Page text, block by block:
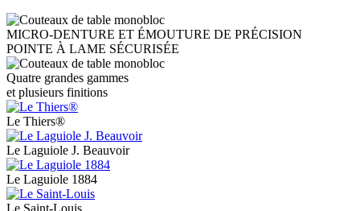
MICRO-DENTURE ET ÉMOUTURE DE PRÉCISION
POINTE À LAME SÉCURISÉE
Quatre grandes gammes
et plusieurs finitions
Le Thiers®
Le Laguiole J. Beauvoir
Le Laguiole 1884
Le Saint-Louis